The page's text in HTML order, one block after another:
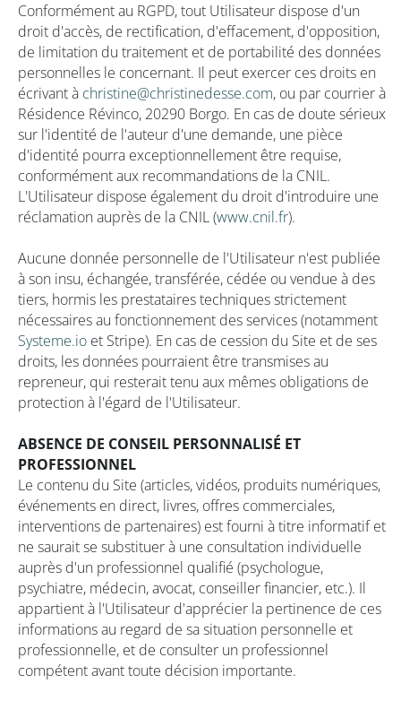
Conformément au RGPD, tout Utilisateur dispose d'un
droit d'accès, de rectification, d'effacement, d'opposition,
de limitation du traitement et de portabilité des données
personnelles le concernant. Il peut exercer ces droits en
écrivant à christine@christinedesse.com, ou par courrier à
Résidence Révinco, 20290 Borgo. En cas de doute sérieux
sur l'identité de l'auteur d'une demande, une pièce
d'identité pourra exceptionnellement être requise,
conformément aux recommandations de la CNIL.
L'Utilisateur dispose également du droit d'introduire une
réclamation auprès de la CNIL (www.cnil.fr).
Aucune donnée personnelle de l'Utilisateur n'est publiée
à son insu, échangée, transférée, cédée ou vendue à des
tiers, hormis les prestataires techniques strictement
nécessaires au fonctionnement des services (notamment
Systeme.io et Stripe). En cas de cession du Site et de ses
droits, les données pourraient être transmises au
repreneur, qui resterait tenu aux mêmes obligations de
protection à l'égard de l'Utilisateur.
ABSENCE DE CONSEIL PERSONNALISÉ ET
PROFESSIONNEL
Le contenu du Site (articles, vidéos, produits numériques,
événements en direct, livres, offres commerciales,
interventions de partenaires) est fourni à titre informatif et
ne saurait se substituer à une consultation individuelle
auprès d'un professionnel qualifié (psychologue,
psychiatre, médecin, avocat, conseiller financier, etc.). Il
appartient à l'Utilisateur d'apprécier la pertinence de ces
informations au regard de sa situation personnelle et
professionnelle, et de consulter un professionnel
compétent avant toute décision importante.